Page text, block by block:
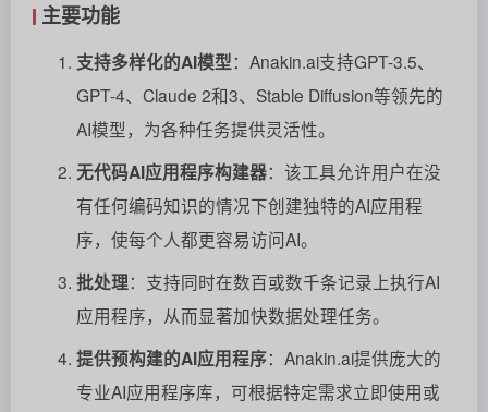
主要功能
支持多样化的AI模型：Anakin.ai支持GPT-3.5、
GPT-4、Claude 2和3、Stable Diffusion等领先的
AI模型，为各种任务提供灵活性。
无代码AI应用程序构建器：该工具允许用户在没
有任何编码知识的情况下创建独特的AI应用程
序，使每个人都更容易访问AI。
批处理：支持同时在数百或数千条记录上执行AI
应用程序，从而显著加快数据处理任务。
提供预构建的AI应用程序：Anakin.ai提供庞大的
专业AI应用程序库，可根据特定需求立即使用或